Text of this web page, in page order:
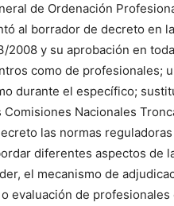
de Ordenación
al borrador de decreto en
y su aprobación en
como de profesionales;
durante el específico;
Nacionales
las normas
diferentes aspectos de
el mecanismo de
evaluación de